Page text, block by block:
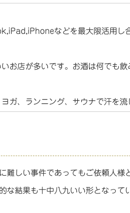
などを最大限活用し
お店が多いです。お酒は何でも
ガ、ランニング、サウナで汗を流
難しい事件であってもご依頼人
結果も十中八九いい形となって